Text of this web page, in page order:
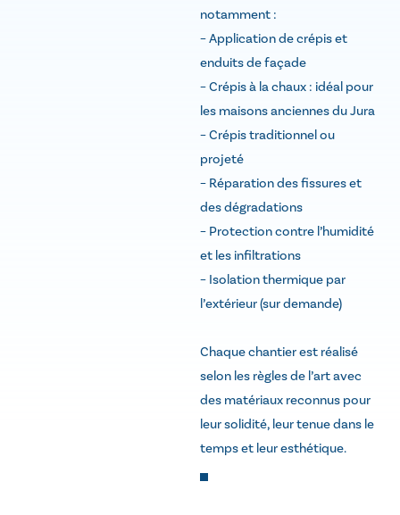
notamment :
– Application de crépis et
enduits de façade
– Crépis à la chaux : idéal pour
les maisons anciennes du Jura
– Crépis traditionnel ou
projeté
– Réparation des fissures et
des dégradations
– Protection contre l’humidité
et les infiltrations
– Isolation thermique par
l’extérieur (sur demande)
Chaque chantier est réalisé
selon les règles de l’art avec
des matériaux reconnus pour
leur solidité, leur tenue dans le
temps et leur esthétique.